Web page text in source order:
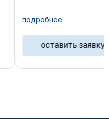
диаметр трубы 63 мм
Обрабатываемые ...
подробнее
оставить заявку